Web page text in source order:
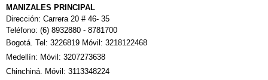
MANIZALES PRINCIPAL
Dirección: Carrera 20 # 46- 35
Teléfono: (6) 8932880 - 8781700
Bogotá. Tel: 3226819 Móvil: 3218122468
Medellín: Móvil: 3207273638
Chinchiná. Móvil: 3113348224